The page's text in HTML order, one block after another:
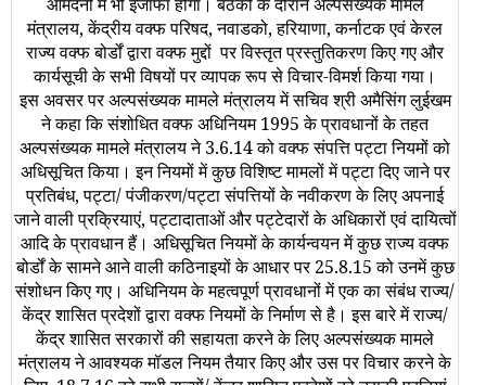
मंत्रालय,केंद्रीय वक्‍फ परिषद,नवाडको,हरियाणा,कर्नाटक एवं केरल
राज्‍य वक्‍फ बोर्डों द्वारा वक्‍फ मुद्दों पर विस्‍तृत प्रस्‍तुतिकरण किए गए और
कार्यसूची के सभी विषयों पर व्‍यापक रूप से विचार-विमर्श किया गया।
इस अवसर पर अल्‍पसंख्‍यक मामले मंत्रालय में सचिव श्री अमैसिंग लुईखम
ने कहा कि संशोधित वक्‍फ अधिनियम 1995 के प्रावधानों के तहत
अल्‍पसंख्‍यक मामले मंत्रालय ने 3.6.14 को वक्‍फ संपत्ति पट्टा नियमों को
अधिसूचित किया। इन नियमों में कुछ विशिष्‍ट मामलों में पट्टा दिए जाने पर
प्रतिबंध,पट्टा/ पंजीकरण/पट्टा संपत्तियों के नवीकरण के लिए अपनाई
जाने वाली प्रक्रियाएं,पट्टादाताओं और पट्टेदारों के अधिकारों एवं दायित्‍वों
आदि के प्रावधान हैं। अधिसूचित नियमों के कार्यन्‍वयन में कुछ राज्‍य वक्‍फ
बोर्डों के सामने आने वाली कठिनाइयों के आधार पर 25.8.15 को उनमें कुछ
संशोधन किए गए। अधिनियम के महत्‍वपूर्ण प्रावधानों में एक का संबंध राज्‍य/
केंद्र शासित प्रदेशों द्वारा वक्‍फ नियमों के निर्माण से है। इस बारे में राज्‍य/
केंद्र शासित सरकारों की सहायता करने के लिए अल्‍पसंख्‍यक मामले
मंत्रालय ने आवश्‍यक मॉडल नियम तैयार किए और उस पर विचार करने के